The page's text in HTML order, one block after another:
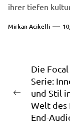
ihrer tiefen
Mirkan Acikelli
Previous
post:
Die Focal
Serie:
und Stil
Welt des
End-